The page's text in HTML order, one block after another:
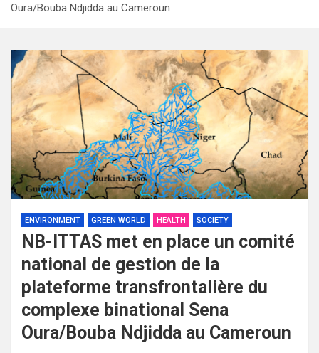
Oura/Bouba Ndjidda au Cameroun
ENVIRONMENT GREEN WORLD HEALTH SOCIETY
NB-ITTAS met en place un comité
national de gestion de la
plateforme transfrontalière du
complexe binational Sena
Oura/Bouba Ndjidda au Cameroun